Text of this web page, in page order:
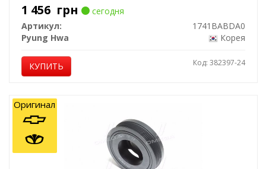
1 456 грн
сегодня
Артикул:
1741BABDA0
Pyung Hwa
Корея
КУПИТЬ Код: 382397-24
Оригинал